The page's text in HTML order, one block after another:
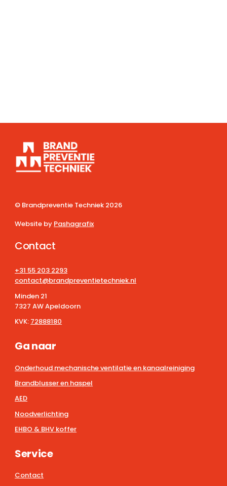
© Brandpreventie Techniek 2026
Website by Pashagrafix
Contact
+31 55 203 2293
contact@brandpreventietechniek.nl
Minden 21
7327 AW Apeldoorn
KVK: 72888180
Ga naar
Onderhoud mechanische ventilatie en kanaalreiniging
Brandblusser en haspel
AED
Noodverlichting
EHBO & BHV koffer
Service
Contact